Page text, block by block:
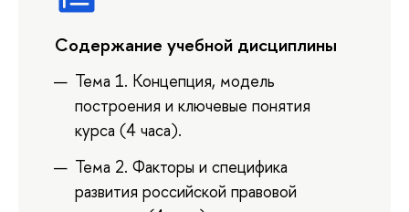
Содержание учебной дисциплины
Тема 1. Концепция, модель
построения и ключевые понятия
курса (4 часа).
Тема 2. Факторы и специфика
развития российской правовой